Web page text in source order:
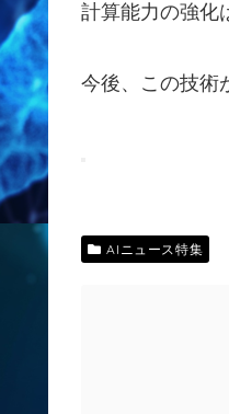
計算能力の強化
今後、この技術
AIニュース特集